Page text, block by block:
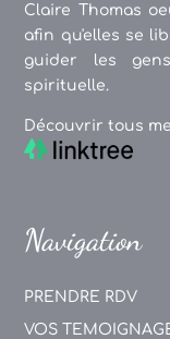
Claire Thomas
afin qu'elles se
guider les
spirituelle.
Découvrir tous
Navigation
PRENDRE RDV
VOS